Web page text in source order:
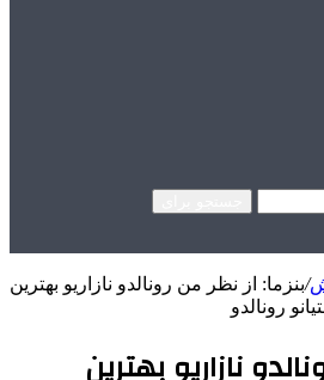
/بنزما: از نظر من رونالدو نازاریو بهترین
رونالدو
نازاریو بهترین